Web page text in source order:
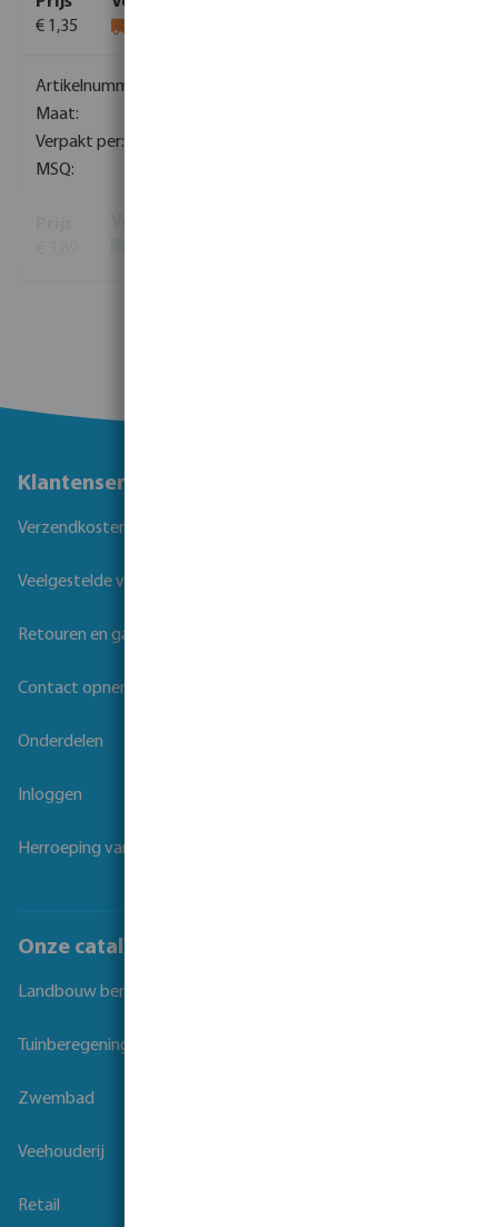
€ 1,35
Klantenservice
Verzendkosten
Veelgestelde vragen
Retouren en garantie
Contact opnemen
Onderdelen
Inloggen
Herroeping van overeenkomst
Onze catalogi
Landbouw beregening
Tuinberegening
Zwembad
Veehouderij
Retail